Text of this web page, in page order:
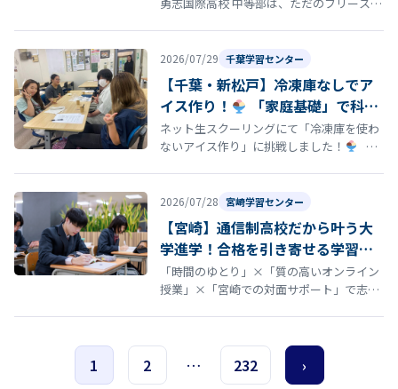
2026/07/29 千葉学習センター
【千葉・新松戸】冷凍庫なしでア
イス作り！
「家庭基礎」で科学
と調理を楽しく学びました
ネット生スクーリングにて「冷凍庫を使わ
ないアイス作り」に挑戦しました！
家
2026/07/28 宮崎学習センター
【宮崎】通信制高校だから叶う大
学進学！合格を引き寄せる学習サ
ポートと進路実績
「時間のゆとり」×「質の高いオンライン
授業」×「宮崎での対面サポート」で志望
1 2 … 232 ›